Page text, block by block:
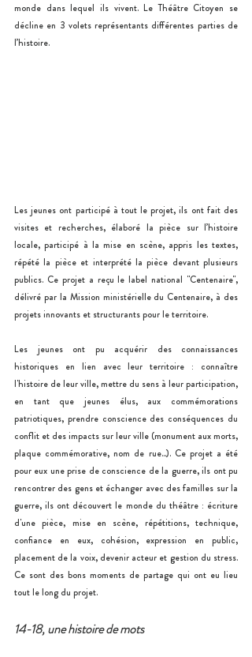
monde dans lequel ils vivent. Le Théâtre Citoyen se
décline en 3 volets représentants différentes parties de
l’histoire.
Les jeunes ont participé à tout le projet, ils ont fait des
visites et recherches, élaboré la pièce sur l’histoire
locale, participé à la mise en scène, appris les textes,
répété la pièce et interprété la pièce devant plusieurs
publics. Ce projet a reçu le label national "Centenaire",
délivré par la Mission ministérielle du Centenaire, à des
projets innovants et structurants pour le territoire.
Les jeunes ont pu acquérir des connaissances
historiques en lien avec leur territoire : connaître
l'histoire de leur ville, mettre du sens à leur participation,
en tant que jeunes élus, aux commémorations
patriotiques, prendre conscience des conséquences du
conflit et des impacts sur leur ville (monument aux morts,
plaque commémorative, nom de rue...). Ce projet a été
pour eux une prise de conscience de la guerre, ils ont pu
rencontrer des gens et échanger avec des familles sur la
guerre, ils ont découvert le monde du théâtre : écriture
d'une pièce, mise en scène, répétitions, technique,
confiance en eux, cohésion, expression en public,
placement de la voix, devenir acteur et gestion du stress.
Ce sont des bons moments de partage qui ont eu lieu
tout le long du projet.
14-18, une histoire de mots